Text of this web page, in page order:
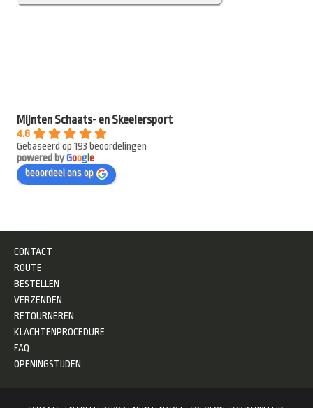
Mijnten Schaats- en Skeelersport
4.8
Gebaseerd op 193 beoordelingen
powered byGoogle
beoordeel ons op
CONTACT
ROUTE
BESTELLEN
VERZENDEN
RETOURNEREN
KLACHTENPROCEDURE
FAQ
OPENINGSTIJDEN